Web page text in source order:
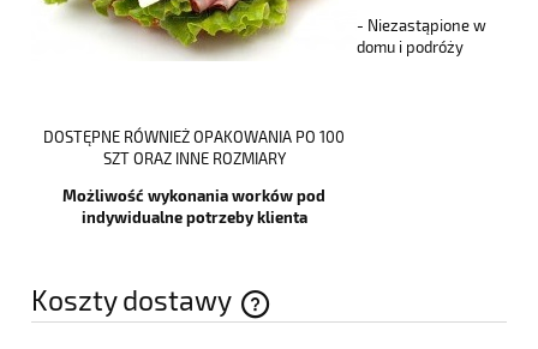
- Niezastąpione w
domu i podróży
DOSTĘPNE RÓWNIEŻ OPAKOWANIA PO 100
SZT ORAZ INNE ROZMIARY
Możliwość wykonania worków pod
indywidualne potrzeby klienta
Koszty dostawy
Cena nie zawiera ewentualnych kosztów płatności